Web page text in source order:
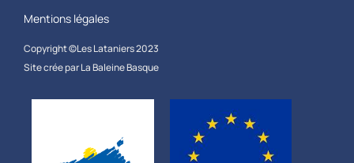
Mentions légales
Copyright ©Les Lataniers 2023​
Site crée par La Baleine Basque